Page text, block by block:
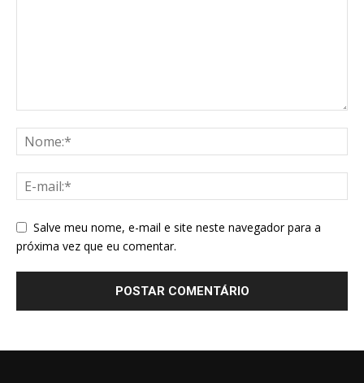
Salve meu nome, e-mail e site neste navegador para a
próxima vez que eu comentar.